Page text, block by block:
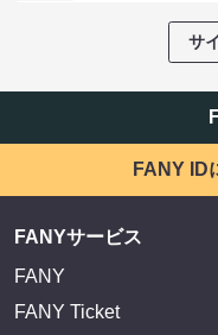
サ
FANY ID
FANYサービス
FANY
FANY Ticket